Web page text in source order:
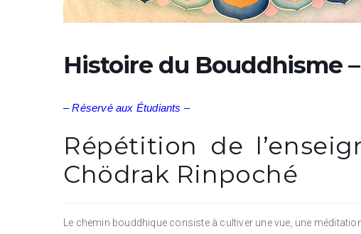
Histoire du Bouddhisme
– Réservé aux Étudiants –
Répétition de
Chödrak Rinpoché
Le chemin bouddhique consiste à cultiver une vue, une